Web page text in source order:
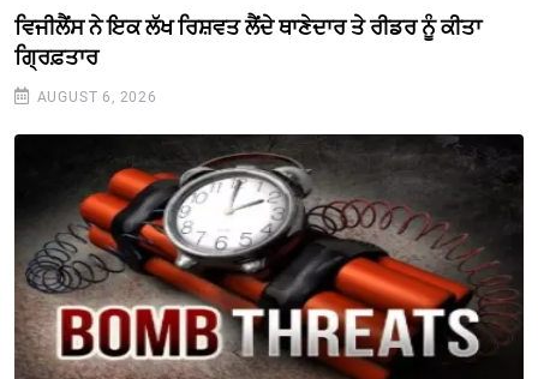
ਵਿਜੀਲੈਂਸ ਨੇ ਇਕ ਲੱਖ ਰਿਸ਼ਵਤ ਲੈਂਦੇ ਥਾਣੇਦਾਰ ਤੇ ਰੀਡਰ ਨੂੰ ਕੀਤਾ
ਗ੍ਰਿਫ਼ਤਾਰ
AUGUST 6, 2026